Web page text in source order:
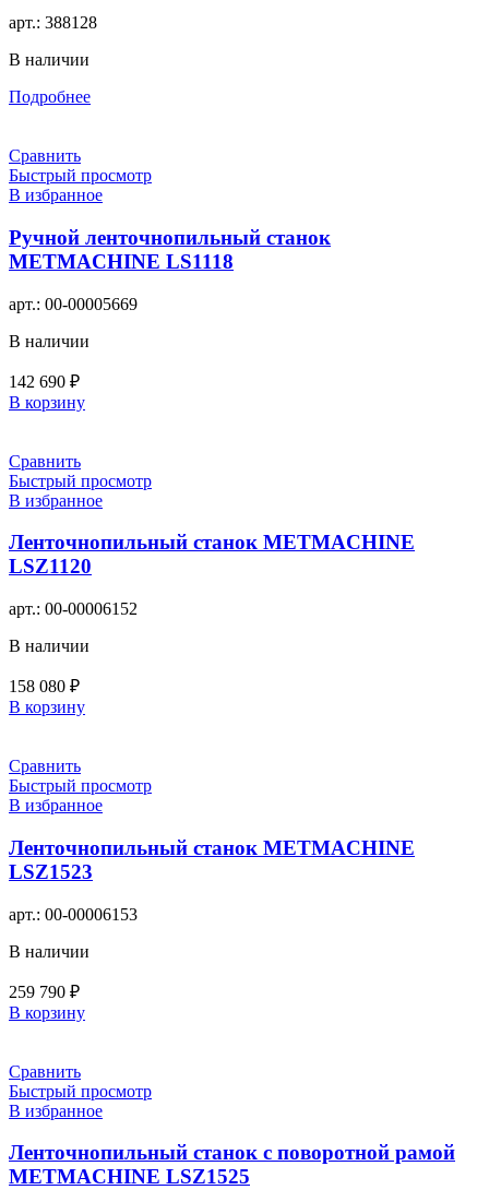
арт.: 388128
В наличии
Подробнее
Сравнить
Быстрый просмотр
В избранное
Ручной ленточнопильный станок
METMACHINE LS1118
арт.: 00-00005669
В наличии
142 690 ₽
В корзину
Сравнить
Быстрый просмотр
В избранное
Ленточнопильный станок METMACHINE
LSZ1120
арт.: 00-00006152
В наличии
158 080 ₽
В корзину
Сравнить
Быстрый просмотр
В избранное
Ленточнопильный станок METMACHINE
LSZ1523
арт.: 00-00006153
В наличии
259 790 ₽
В корзину
Сравнить
Быстрый просмотр
В избранное
Ленточнопильный станок с поворотной рамой
METMACHINE LSZ1525